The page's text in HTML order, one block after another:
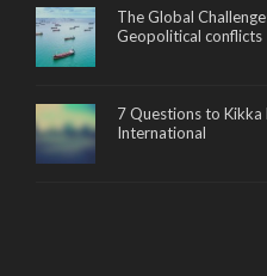
The Global
Geopolitical conflicts
7 Questions to Kikka
International